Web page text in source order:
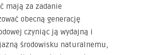
mają za zadanie
obecną generację
czyniąc ją wydajną i
środowisku naturalnemu,